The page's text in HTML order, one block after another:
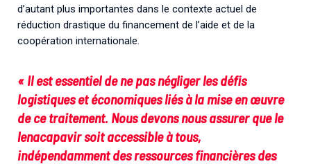
d’autant plus importantes dans le contexte actuel de
réduction drastique du financement de l’aide et de la
coopération internationale.
« Il est essentiel de ne pas négliger les défis
logistiques et économiques liés à la mise en œuvre
de ce traitement. Nous devons nous assurer que le
lenacapavir soit accessible à tous,
indépendamment des ressources financières des